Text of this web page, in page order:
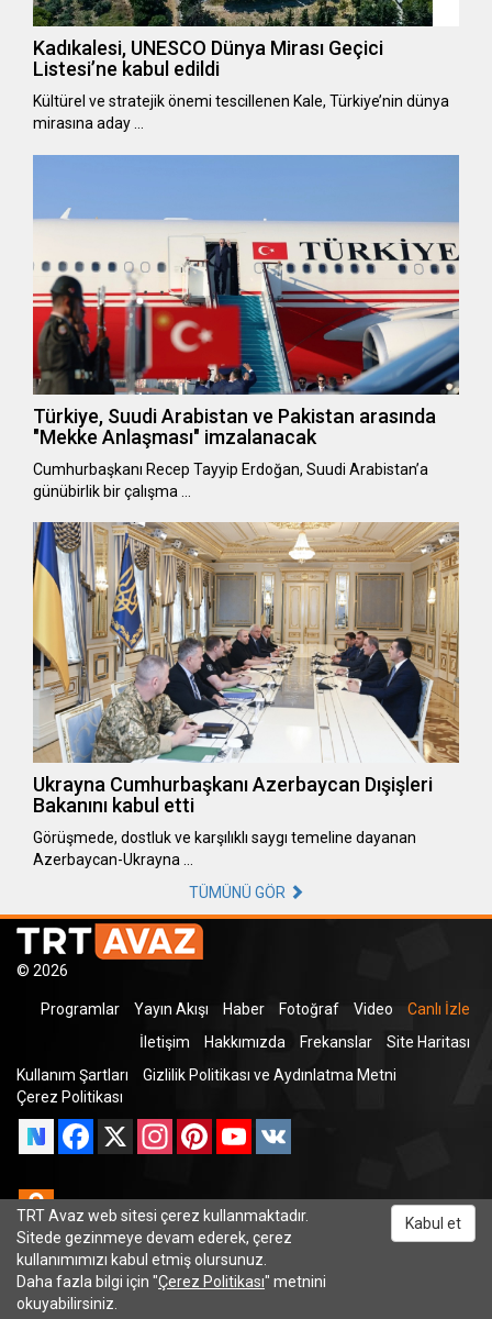
Kadıkalesi, UNESCO Dünya Mirası Geçici
Listesi’ne kabul edildi
Kültürel ve stratejik önemi tescillenen Kale, Türkiye’nin dünya
mirasına aday …
Türkiye, Suudi Arabistan ve Pakistan arasında
"Mekke Anlaşması" imzalanacak
Cumhurbaşkanı Recep Tayyip Erdoğan, Suudi Arabistan’a
günübirlik bir çalışma …
Ukrayna Cumhurbaşkanı Azerbaycan Dışişleri
Bakanını kabul etti
Görüşmede, dostluk ve karşılıklı saygı temeline dayanan
Azerbaycan-Ukrayna …
TÜMÜNÜ GÖR
© 2026
Programlar Yayın Akışı Haber Fotoğraf Video
Canlı İzle
İletişim
Hakkımızda Frekanslar
Site Haritası
Kullanım Şartları
Gizlilik Politikası ve Aydınlatma Metni
Çerez Politikası
Facebook
X InstagramPinterestYouTube
Odnoklassniki
TRT Avaz web sitesi çerez kullanmaktadır.
Sitede gezinmeye devam ederek, çerez
kullanımımızı kabul etmiş olursunuz.
Daha fazla bilgi için "Çerez Politikası" metnini
okuyabilirsiniz.
Kabul et